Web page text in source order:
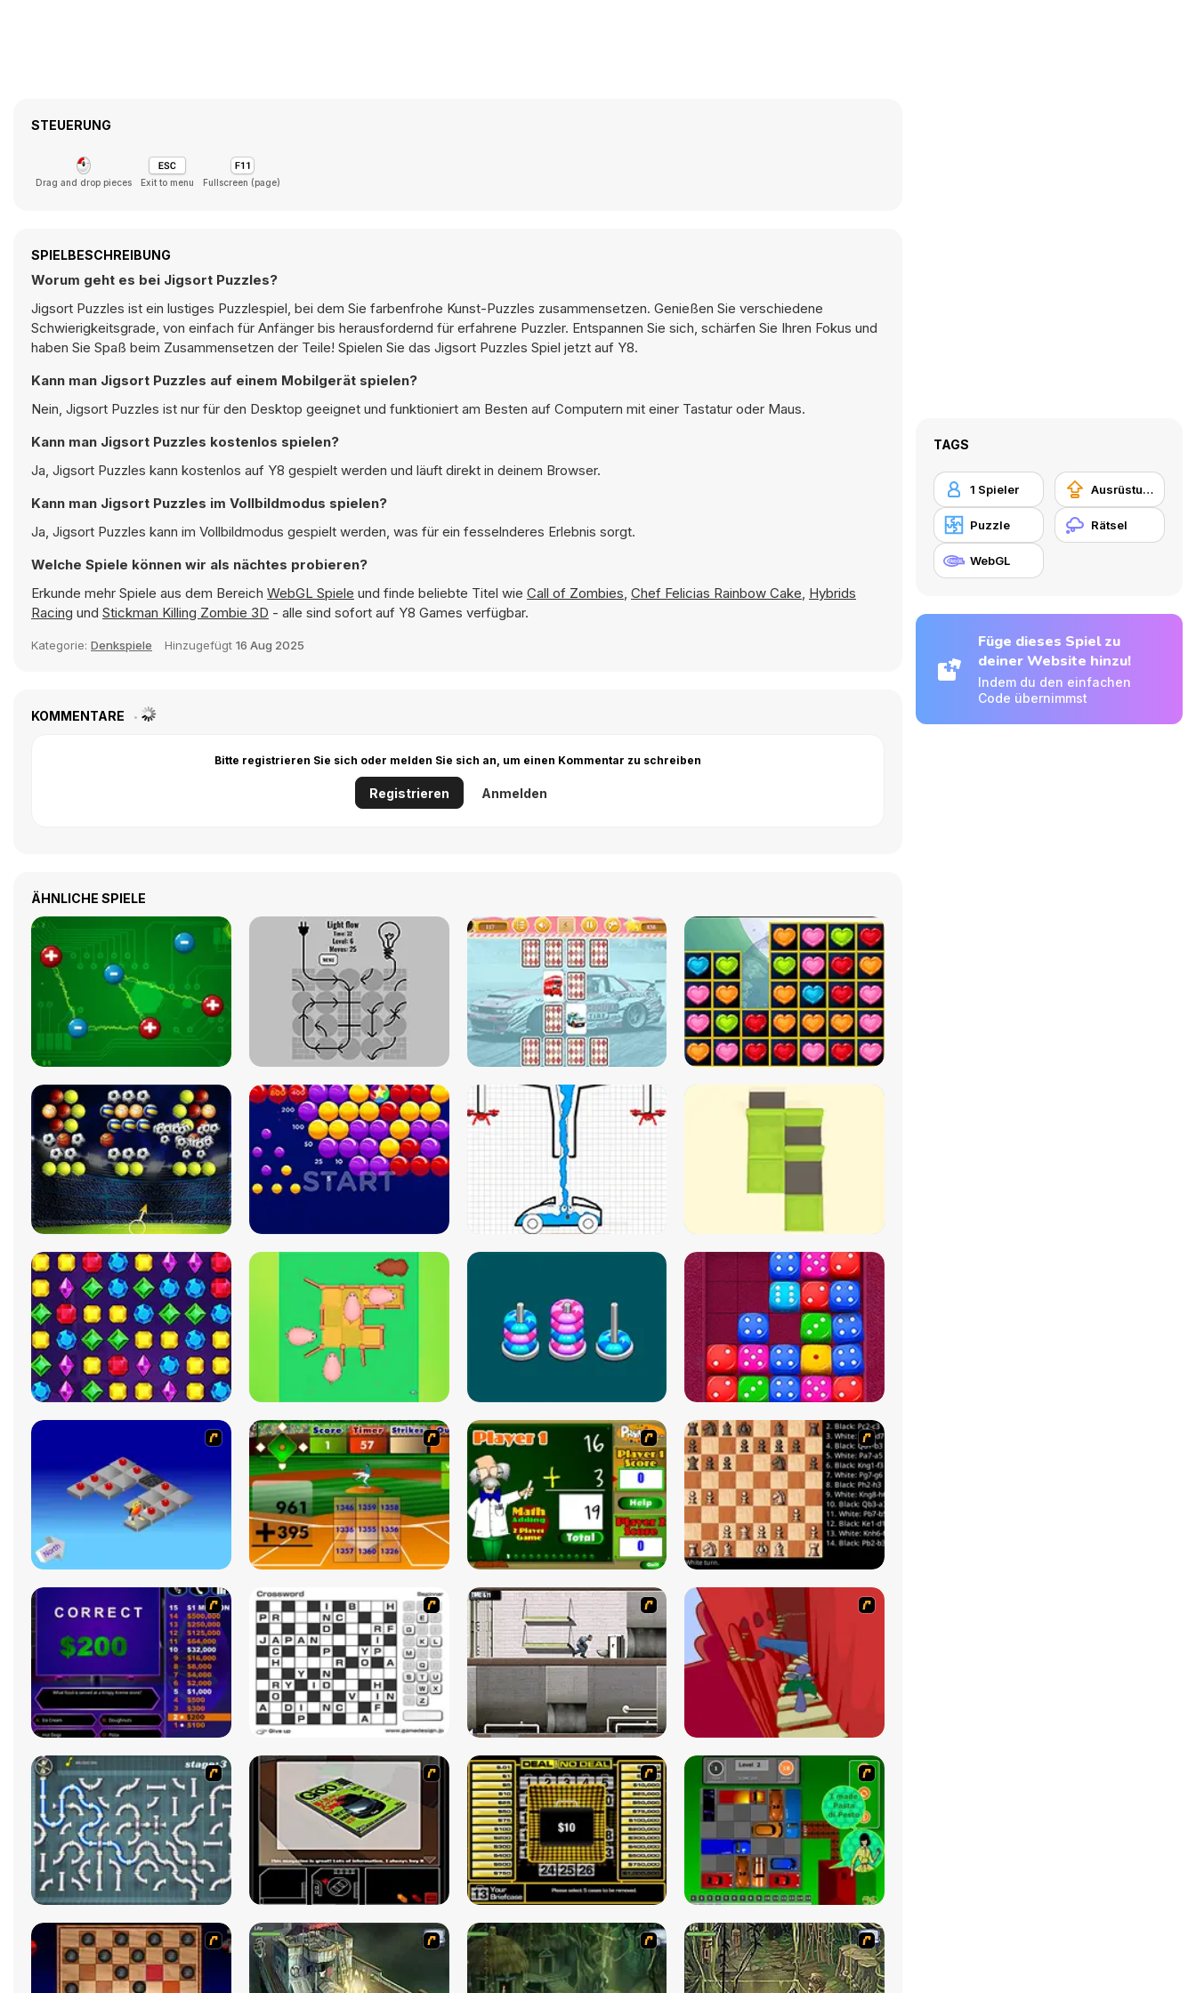
STEUERUNG
Drag and drop pieces Exit to menu Fullscreen (page)
SPIELBESCHREIBUNG
Worum geht es bei Jigsort Puzzles?
Jigsort Puzzles ist ein lustiges Puzzlespiel, bei dem Sie farbenfrohe Kunst-Puzzles zusammensetzen. Genießen Sie verschiedene
Schwierigkeitsgrade, von einfach für Anfänger bis herausfordernd für erfahrene Puzzler. Entspannen Sie sich, schärfen Sie Ihren Fokus und
haben Sie Spaß beim Zusammensetzen der Teile! Spielen Sie das Jigsort Puzzles Spiel jetzt auf Y8.
Kann man Jigsort Puzzles auf einem Mobilgerät spielen?
Nein, Jigsort Puzzles ist nur für den Desktop geeignet und funktioniert am Besten auf Computern mit einer Tastatur oder Maus.
Kann man Jigsort Puzzles kostenlos spielen?
Ja, Jigsort Puzzles kann kostenlos auf Y8 gespielt werden und läuft direkt in deinem Browser.
Kann man Jigsort Puzzles im Vollbildmodus spielen?
Ja, Jigsort Puzzles kann im Vollbildmodus gespielt werden, was für ein fesselnderes Erlebnis sorgt.
Welche Spiele können wir als nächtes probieren?
Erkunde mehr Spiele aus dem Bereich WebGL Spiele und finde beliebte Titel wie Call of Zombies, Chef Felicias Rainbow Cake, Hybrids
Racing und Stickman Killing Zombie 3D - alle sind sofort auf Y8 Games verfügbar.
Kategorie: Denkspiele Hinzugefügt 16 Aug 2025
KOMMENTARE
Bitte registrieren Sie sich oder melden Sie sich an, um einen Kommentar zu schreiben
Registrieren Anmelden
ÄHNLICHE SPIELE
TAGS
1 Spieler Ausrüstungs-Upgrade kaufen
Puzzle Rätsel
WebGL
Füge dieses Spiel zu
deiner Website hinzu!
Indem du den einfachen
Code übernimmst